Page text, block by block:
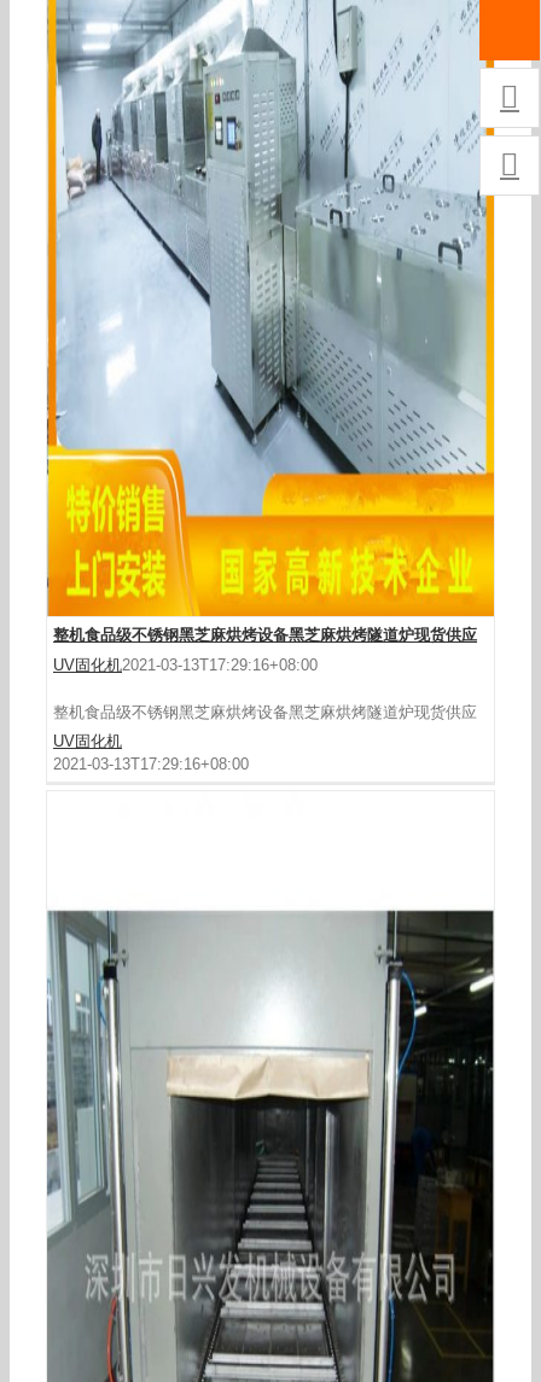
整机食品级不锈钢黑芝麻烘烤设备黑芝麻烘烤隧道炉现货供应
UV固化机2021-03-13T17:29:16+08:00
整机食品级不锈钢黑芝麻烘烤设备黑芝麻烘烤隧道炉现货供应
UV固化机
2021-03-13T17:29:16+08:00
烘干固化设备_厂家直销食品隧道炉热缩隧道炉带
式隧道炉高精度隧道炉

